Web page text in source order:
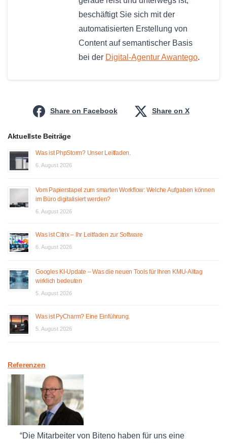
beschäftigt Sie sich mit der
automatisierten Erstellung von
Content auf semantischer Basis
bei der Digital-Agentur Awantego.
Share on Facebook Share on X
Aktuellste Beiträge
Was ist PhpStorm? Unser Leitfaden.
6. August 2026
Vom Papierstapel zum smarten Workflow: Welche Aufgaben können
im Büro digitalisiert werden?
6. August 2026
Was ist Citrix – Ihr Leitfaden zur Software
6. August 2026
Googles KI-Update – Was die neuen Tools für Ihren KMU-Alltag
wirklich bedeuten
5. August 2026
Was ist PyCharm? Eine Einführung.
5. August 2026
Referenzen
Die Mitarbeiter von Biteno haben für uns eine